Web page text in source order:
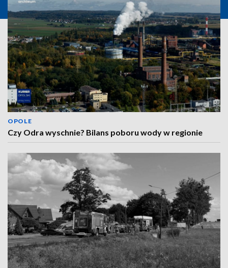
OPOLE
Czy Odra wyschnie? Bilans poboru wody w regionie